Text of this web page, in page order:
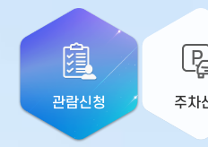
관람신청 주차